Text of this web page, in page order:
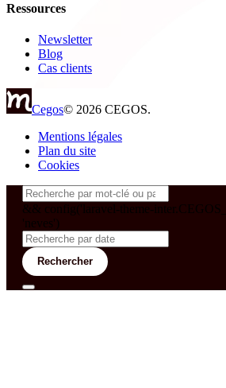
Ressources
Newsletter
Blog
Cas clients
Cegos© 2026 CEGOS.
Mentions légales
Plan du site
Cookies
&& config('laravel-theme-
'neves')
Rechercher